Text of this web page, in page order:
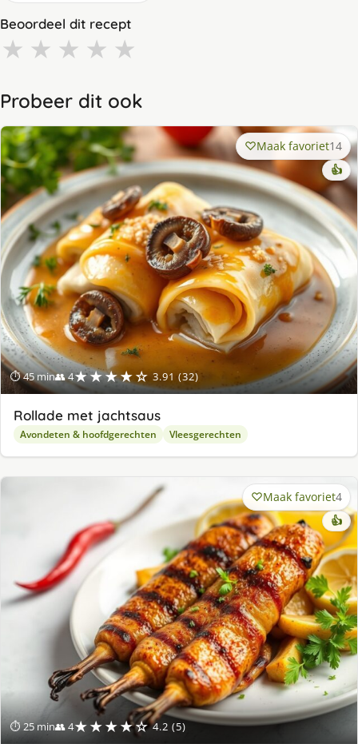
Beoordeel dit recept
★ ★ ★ ★ ★
Probeer dit ook
⏱ 45 min👥 4★★★★☆ 3.91 (32)
Maak favoriet14
👍
Rollade met jachtsaus
Avondeten & hoofdgerechten Vleesgerechten
⏱ 25 min👥 4★★★★☆ 4.2 (5)
Maak favoriet4
👍